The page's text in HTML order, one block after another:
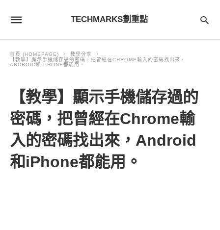
TECHMARKS劃重點
首頁 (HOMEPAGE)
教學分享
【教學】顯示手機儲存過的密碼，把曾經在CHROME輸入的密碼找出來，
ANDROID和IPHONE都能用。
【教學】顯示手機儲存過的
密碼，把曾經在Chrome輸
入的密碼找出來，Android
和iPhone都能用。